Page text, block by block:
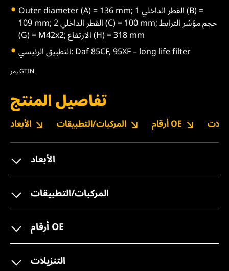
Outer diameter (A) = 136 mm; القطر الداخلي 1 (B) =
109 mm; القطر الداخلي 2 (C) = 100 mm; حجم مؤشر الترابط
(G) = M42x2; الارتفاع (H) = 318 mm
التطبيق الرئيسي: Daf 85CF, 95XF – long life filter
رمز GTIN
تفاصيل المنتج
الأبعاد المركبات/التطبيقات أرقام OE
الأبعاد
المركبات/التطبيقات
أرقام OE
التنزيلات